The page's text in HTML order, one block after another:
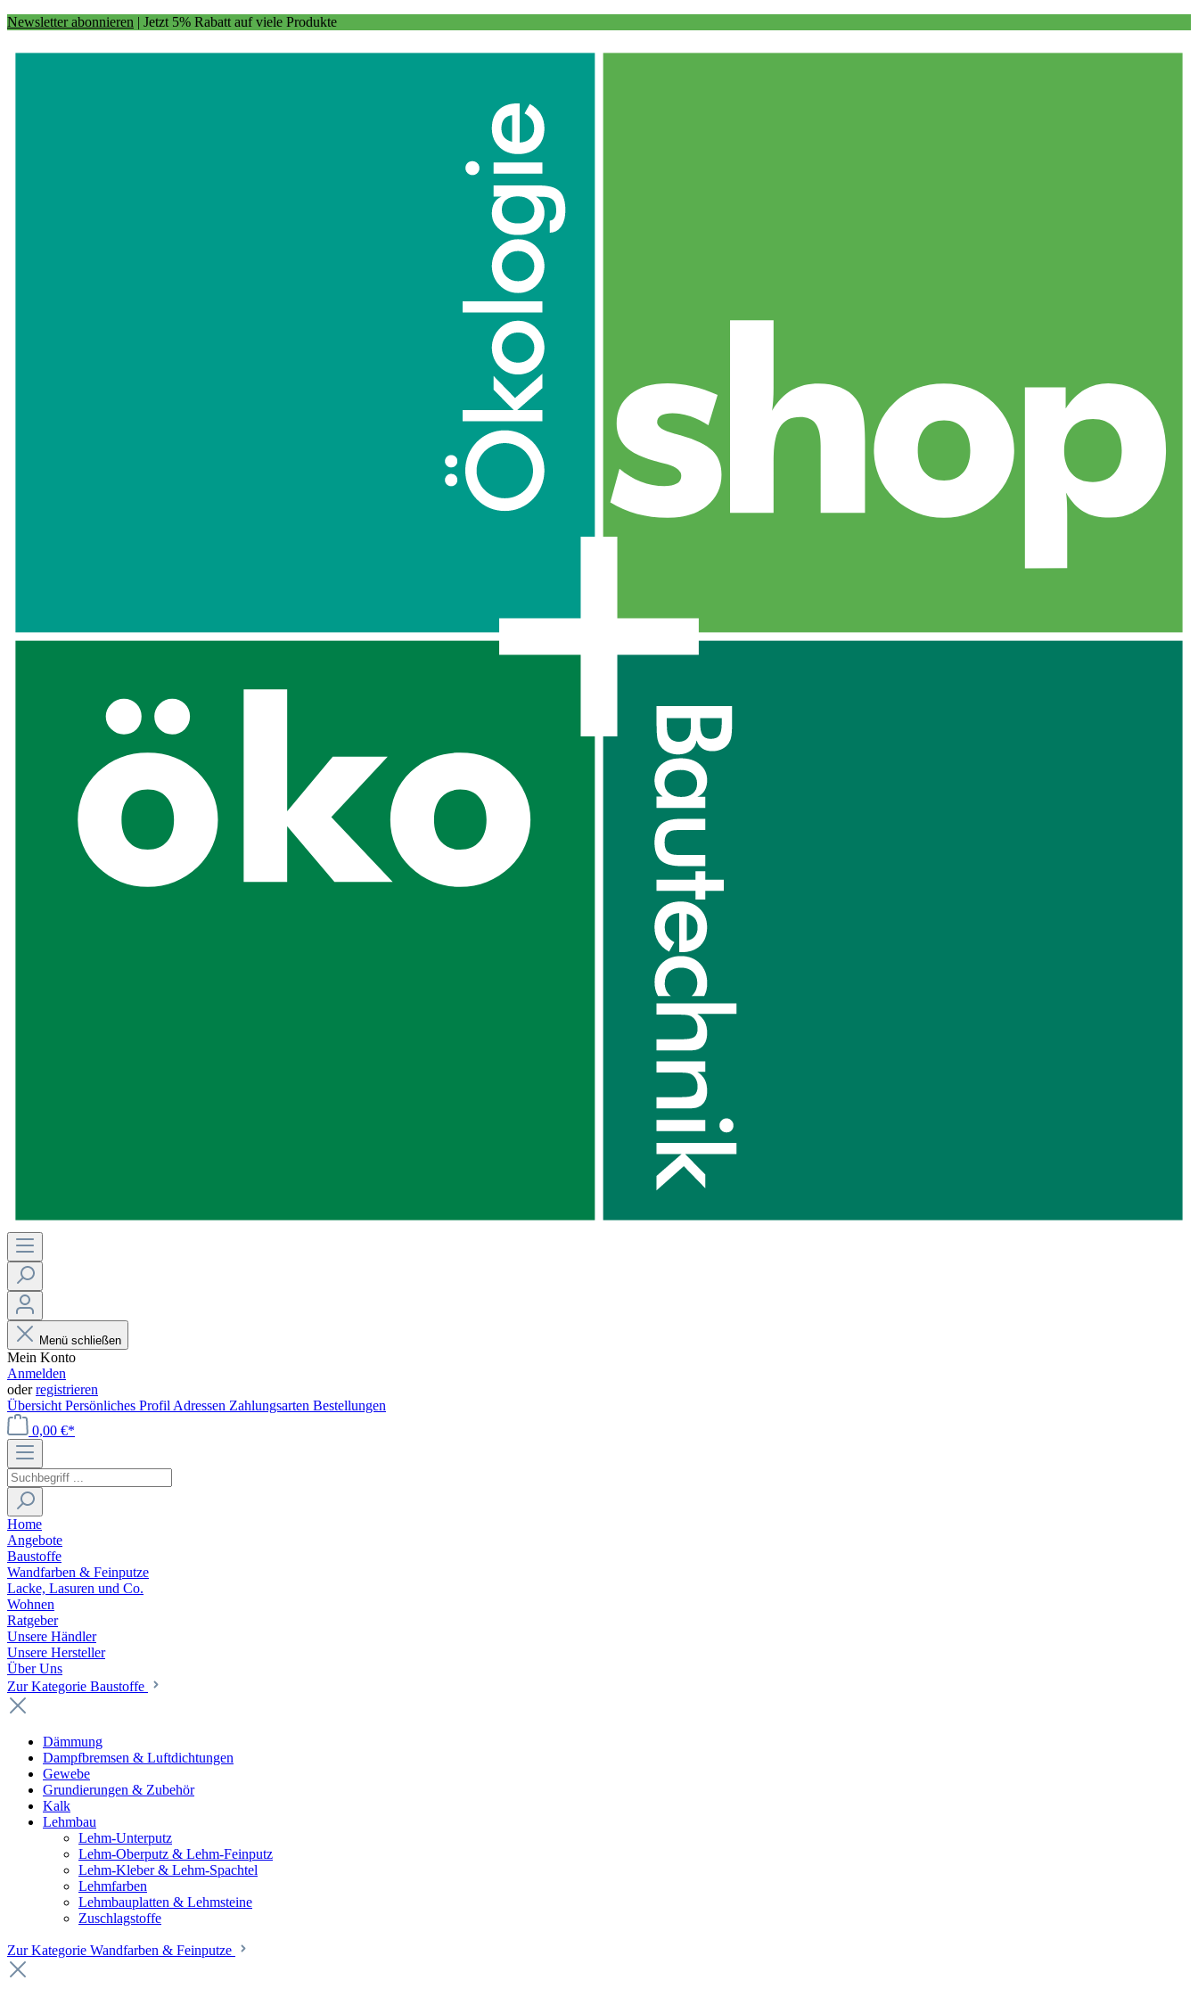
Newsletter abonnieren | Jetzt 5% Rabatt auf viele Produkte
Menü schließen
Mein Konto
Anmelden
oderregistrieren
Übersicht Persönliches Profil Adressen Zahlungsarten Bestellungen
0,00 €*
Home
Angebote
Baustoffe
Wandfarben & Feinputze
Lacke, Lasuren und Co.
Wohnen
Ratgeber
Unsere Händler
Unsere Hersteller
Über Uns
Zur Kategorie Baustoffe
Dämmung
Dampfbremsen & Luftdichtungen
Gewebe
Grundierungen & Zubehör
Kalk
Lehmbau
Lehm-Unterputz
Lehm-Oberputz & Lehm-Feinputz
Lehm-Kleber & Lehm-Spachtel
Lehmfarben
Lehmbauplatten & Lehmsteine
Zuschlagstoffe
Zur Kategorie Wandfarben & Feinputze